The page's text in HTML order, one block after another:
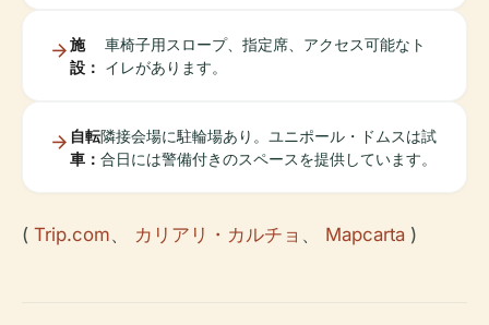
施
設：
車椅子用スロープ、指定席、アクセス可能なト
イレがあります。
自転
車：
隣接会場に駐輪場あり。ユニポール・ドムスは試
合日には警備付きのスペースを提供しています。
( Trip.com、 カリアリ・カルチョ 、 Mapcarta )